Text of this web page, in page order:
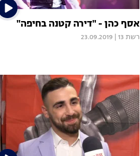
אסף כהן - "דירה קטנה בחיפה"
רשת 13 23.09.2019